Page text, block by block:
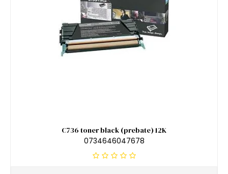
C736 toner black (prebate) 12K
0734646047678